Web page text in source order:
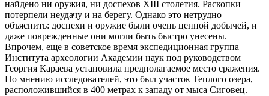
найдено ни оружия, ни доспехов XIII столетия. Раскопки
потерпели неудачу и на берегу. Однако это нетрудно
объяснить: доспехи и оружие были очень ценной добычей, и
даже поврежденные они могли быть быстро унесены.
Впрочем, еще в советское время экспедиционная группа
Института археологии Академии наук под руководством
Георгия Караева установила предполагаемое место сражения.
По мнению исследователей, это был участок Теплого озера,
расположившийся в 400 метрах к западу от мыса Сиговец.